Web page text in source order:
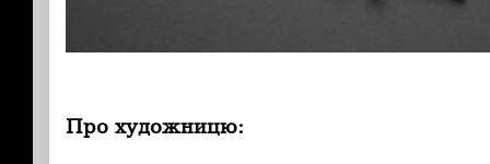
Про художницю: